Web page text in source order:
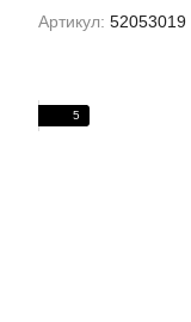
Артикул: 52053019
5